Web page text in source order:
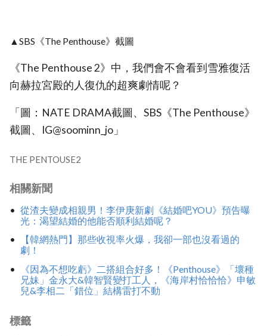
▲SBS《The Penthouse》截圖
《The Penthouse 2》中，我們會不會看到雪雅復活
向赫拉宮殿的人復仇的超爽劇情呢？
「圖：NATE DRAMA截圖、SBS《The Penthouse》
截圖、IG@soominn_jo」
THE PENTOUSE2
相關新聞
從渣夫變成相親男！李伊庚新劇《結婚吧YOU》預告曝
光：渴望結婚的他能否順利結婚呢？
【韓網熱門】那些收視率火爆，我卻一部也沒看過的
劇！
《因為不想吃虧》二搭組合好多！《Penthouse》「壞種
兄妹」金永大&韓智賢變打工人，《海岸村恰恰恰》申敏
兒&李相二「錯位」結構雷打不動
標籤